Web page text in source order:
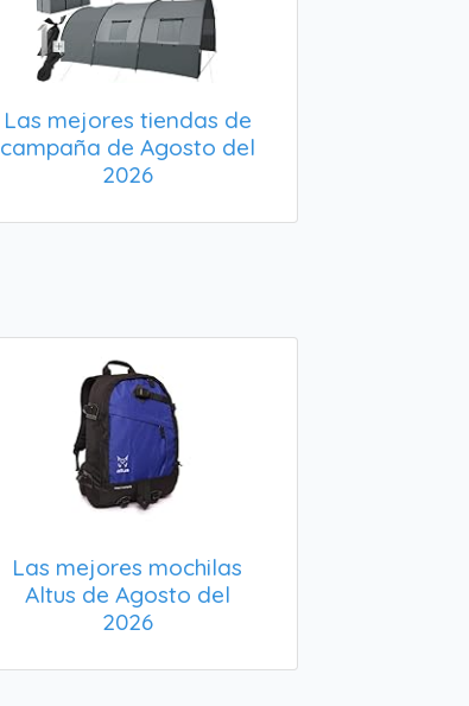
Las mejores tiendas de
campaña de Agosto del
2026
Las mejores mochilas
Altus de Agosto del
2026